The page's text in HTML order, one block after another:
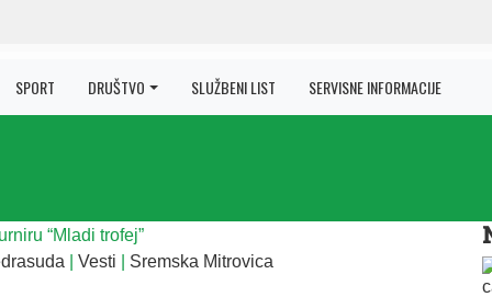
SPORT DRUŠTVO SLUŽBENI LIST SERVISNE INFORMACIJE
Vesti Sremska Mitrovica